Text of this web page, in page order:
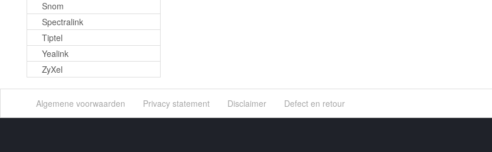
Snom
Spectralink
Tiptel
Yealink
ZyXel
Algemene voorwaarden Privacy statement Disclaimer Defect en retour